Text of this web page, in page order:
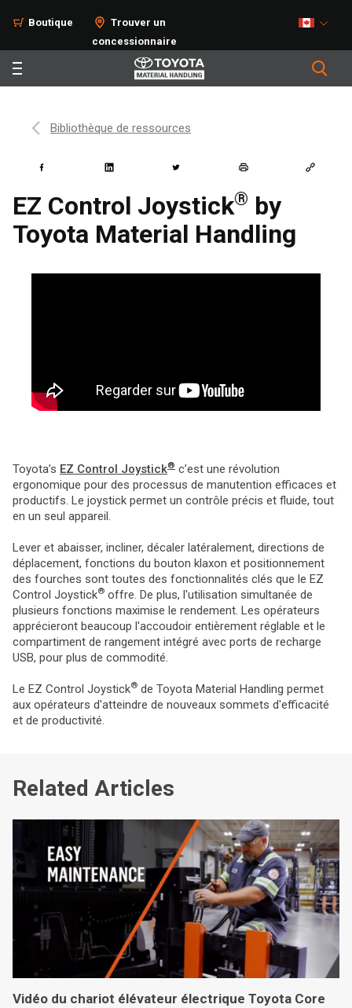
Boutique
Trouver un
concessionnaire
Bibliothèque de ressources
EZ Control Joystick® by
Toyota Material Handling
Toyota’s EZ Control Joystick® c’est une révolution
ergonomique pour des processus de manutention efficaces et
productifs. Le joystick permet un contrôle précis et fluide, tout
en un seul appareil.
Lever et abaisser, incliner, décaler latéralement, directions de
déplacement, fonctions du bouton klaxon et positionnement
des fourches sont toutes des fonctionnalités clés que le EZ
Control Joystick® offre. De plus, l'utilisation simultanée de
plusieurs fonctions maximise le rendement. Les opérateurs
apprécieront beaucoup l'accoudoir entièrement réglable et le
compartiment de rangement intégré avec ports de recharge
USB, pour plus de commodité.
Le EZ Control Joystick® de Toyota Material Handling permet
aux opérateurs d'atteindre de nouveaux sommets d'efficacité
et de productivité.
Related Articles
Vidéo du chariot élévateur électrique Toyota Core